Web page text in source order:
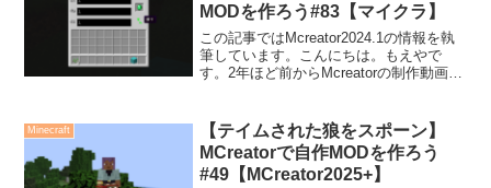
MODを作ろう#83【マイクラ】
この記事ではMcreator2024.1の情報を執
筆しています。こんにちは。もえやで
す。2年ほど前からMcreatorの制作動画を
GUIで指定した範囲を空気で置...
Minecraft
【テイムされた狼をスポーン】
MCreatorで自作MODを作ろう
#49【MCreator2025+】